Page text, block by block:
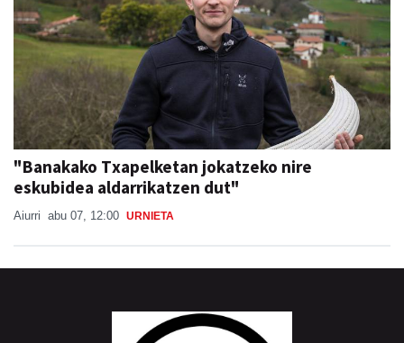
"Banakako Txapelketan jokatzeko nire
eskubidea aldarrikatzen dut"
Aiurri abu 07, 12:00 URNIETA